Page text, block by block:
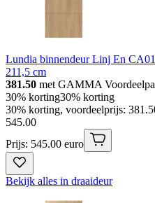
Lundia binnendeur Linj En
211,5 cm
381.50 met GAMMA
30% korting30% korting
30% korting, voordeelprijs:
545.00
Prijs: 545.00 euro
Bekijk alles in draaideur